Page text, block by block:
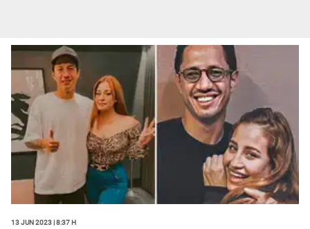
13 Jun 2023 | 8:37 h